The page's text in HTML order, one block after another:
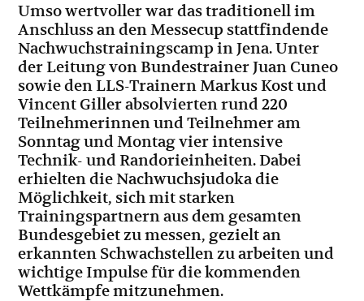
Umso wertvoller war das traditionell im
Anschluss an den Messecup stattfindende
Nachwuchstrainingscamp in Jena. Unter
der Leitung von Bundestrainer Juan Cuneo
sowie den LLS-Trainern Markus Kost und
Vincent Giller absolvierten rund 220
Teilnehmerinnen und Teilnehmer am
Sonntag und Montag vier intensive
Technik- und Randorieinheiten. Dabei
erhielten die Nachwuchsjudoka die
Möglichkeit, sich mit starken
Trainingspartnern aus dem gesamten
Bundesgebiet zu messen, gezielt an
erkannten Schwachstellen zu arbeiten und
wichtige Impulse für die kommenden
Wettkämpfe mitzunehmen.